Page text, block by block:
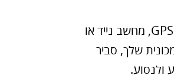
מגן על חפצים אישיים: אם אתה מחזיק חפצים אישיים במכונית שלך, כגון מכשיר GPS, מחשב נייד או
שלך, סביר
ולנסוע.